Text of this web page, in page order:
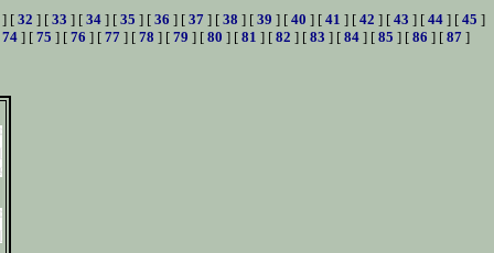
] [ 32 ] [ 33 ] [ 34 ] [ 35 ] [ 36 ] [ 37 ] [ 38 ] [ 39 ] [ 40 ] [ 41 ] [ 42 ] [ 43 ] [ 44 ] [ 45 ]
74] [ 75 ] [ 76 ] [ 77] [ 78 ] [ 79 ] [ 80 ] [ 81 ] [ 82 ] [ 83 ] [ 84] [ 85 ] [ 86 ] [ 87]